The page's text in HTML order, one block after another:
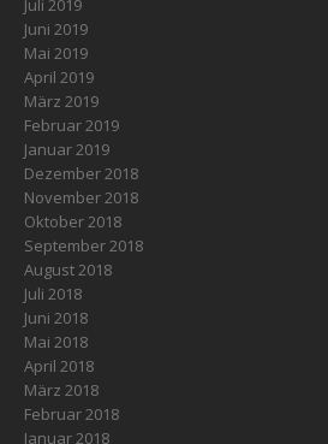
Juli 2019
Juni 2019
Mai 2019
April 2019
März 2019
Februar 2019
Januar 2019
Dezember 2018
November 2018
Oktober 2018
September 2018
August 2018
Juli 2018
Juni 2018
Mai 2018
April 2018
März 2018
Februar 2018
Januar 2018